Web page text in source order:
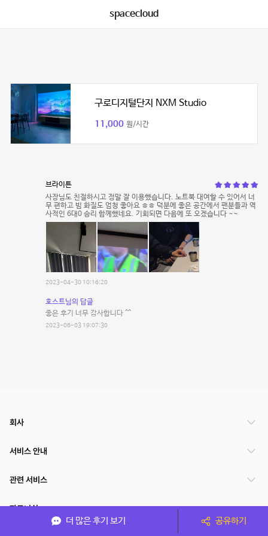
spacecloud
구로디지털단지 NXM Studio
11,000 원/시간
브라이튼
사장님도 친절하시고 정말 잘 이용했습니다. 노트북 대여할 수 있어서 너
무 편하고 빔 화질도 엄청 좋아요 ㅎㅎ 덕분에 좋은 공간에서 팬분들과 역
사적인 6대0 승리 함께했네요. 기회되면 다음에 또 오겠습니다 ~~
2023-04-30 10:16:20
호스트님의 답글
좋은 후기 너무 감사합니다 ^^
2023-06-03 19:07:30
더 많은 후기 보기 공유하기
회사
서비스 안내
관련 서비스
파트너쉽